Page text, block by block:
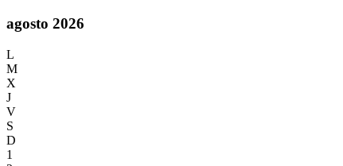
agosto 2026
L
M
X
J
V
S
D
1